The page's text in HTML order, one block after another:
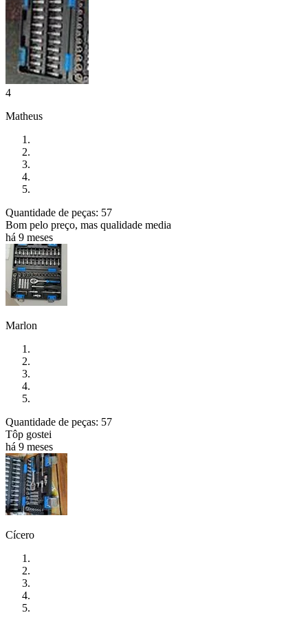
4
Matheus
Quantidade de peças: 57
Bom pelo preço, mas qualidade media
há 9 meses
Marlon
Quantidade de peças: 57
Tôp gostei
há 9 meses
Cícero